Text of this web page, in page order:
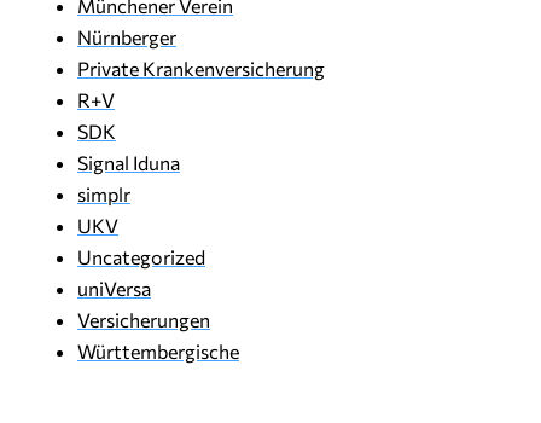
Münchener Verein
Nürnberger
Private Krankenversicherung
R+V
SDK
Signal Iduna
simplr
UKV
Uncategorized
uniVersa
Versicherungen
Württembergische